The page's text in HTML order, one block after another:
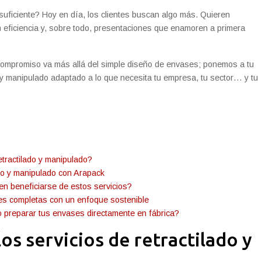
Hoy en día, los clientes buscan algo más. Quieren
y, sobre todo, presentaciones que enamoren a primera
va más allá del simple diseño de envases; ponemos a tu
manipulado adaptado a lo que necesita tu empresa, tu sector… y tu
y manipulado?
y manipulado con Arapack
beneficiarse de estos servicios?
completas con un enfoque sostenible
preparar tus envases directamente en fábrica?
servicios de retractilado y